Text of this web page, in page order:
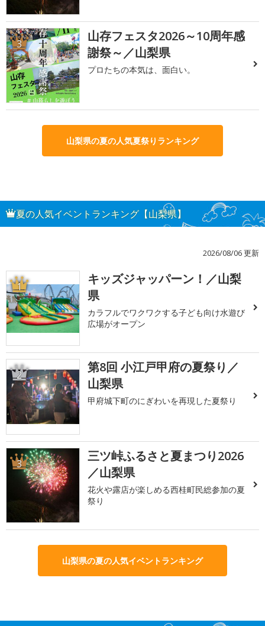
3
山存フェスタ2026～10周年感
謝祭～／山梨県
プロたちの本気は、面白い。
山梨県の夏の人気夏祭りランキング
夏の人気イベントランキング【山梨県】
2026/08/06 更新
1
キッズジャッパーン！／山梨
県
カラフルでワクワクする子ども向け水遊び
広場がオープン
2
第8回 小江戸甲府の夏祭り／
山梨県
甲府城下町のにぎわいを再現した夏祭り
3
三ツ峠ふるさと夏まつり2026
／山梨県
花火や露店が楽しめる西桂町民総参加の夏
祭り
山梨県の夏の人気イベントランキング